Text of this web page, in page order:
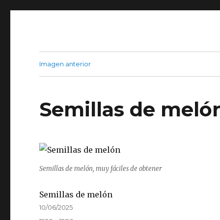
Imagen anterior
Semillas de
Semillas de melón, muy fáciles de obtener
Semillas de melón
Publicado
10/06/2025